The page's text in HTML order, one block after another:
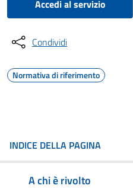
Accedi al servizio
Condividi
Normativa di riferimento
INDICE DELLA PAGINA
A chi è rivolto